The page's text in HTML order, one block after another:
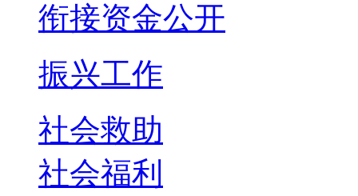
衔接资金公开
振兴工作
社会救助
社会福利